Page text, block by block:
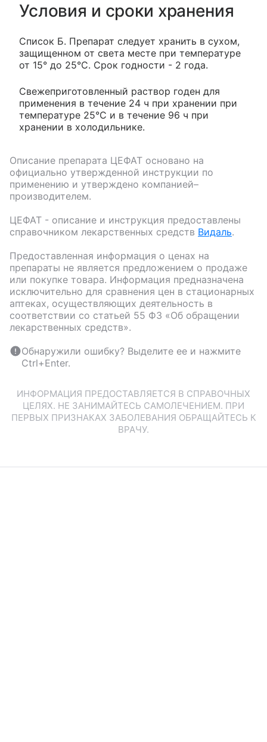
Условия и сроки хранения
Список Б. Препарат следует хранить в сухом,
защищенном от света месте при температуре
от 15° до 25°С. Срок годности - 2 года.
Свежеприготовленный раствор годен для
применения в течение 24 ч при хранении при
температуре 25°С и в течение 96 ч при
хранении в холодильнике.
Описание препарата ЦЕФАТ основано на
официально утвержденной инструкции по
применению и утверждено компанией–
производителем.
ЦЕФАТ - описание и инструкция предоставлены
справочником лекарственных средств Видаль.
Предоставленная информация о ценах на
препараты не является предложением о продаже
или покупке товара. Информация предназначена
исключительно для сравнения цен в стационарных
аптеках, осуществляющих деятельность в
соответствии со статьей 55 ФЗ «Об обращении
лекарственных средств».
Обнаружили ошибку? Выделите ее и нажмите
Ctrl+Enter.
ИНФОРМАЦИЯ ПРЕДОСТАВЛЯЕТСЯ В СПРАВОЧНЫХ
ЦЕЛЯХ. НЕ ЗАНИМАЙТЕСЬ САМОЛЕЧЕНИЕМ. ПРИ
ПЕРВЫХ ПРИЗНАКАХ ЗАБОЛЕВАНИЯ ОБРАЩАЙТЕСЬ К
ВРАЧУ.